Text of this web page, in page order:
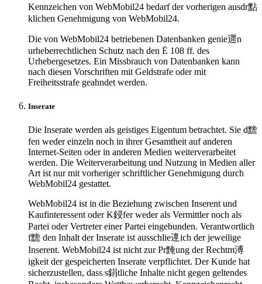
Kennzeichen von WebMobil24 bedarf der vorherigen ausdr點
klichen Genehmigung von WebMobil24.
Die von WebMobil24 betriebenen Datenbanken genie遝n
urheberrechtlichen Schutz nach den Ё 108 ff. des
Urhebergesetzes. Ein Missbrauch von Datenbanken kann
nach diesen Vorschriften mit Geldstrafe oder mit
Freiheitsstrafe geahndet werden.
Inserate
Die Inserate werden als geistiges Eigentum betrachtet. Sie d黵
fen weder einzeln noch in ihrer Gesamtheit auf anderen
Internet-Seiten oder in anderen Medien weiterverarbeitet
werden. Die Weiterverarbeitung und Nutzung in Medien aller
Art ist nur mit vorheriger schriftlicher Genehmigung durch
WebMobil24 gestattet.
WebMobil24 ist in die Beziehung zwischen Inserent und
Kaufinteressent oder K鋟fer weder als Vermittler noch als
Partei oder Vertreter einer Partei eingebunden. Verantwortlich
f黵 den Inhalt der Inserate ist ausschlie遧ich der jeweilige
Inserent. WebMobil24 ist nicht zur Pr黤ung der Rechtm溥
igkeit der gespeicherten Inserate verpflichtet. Der Kunde hat
sicherzustellen, dass s鋗tliche Inhalte nicht gegen geltendes